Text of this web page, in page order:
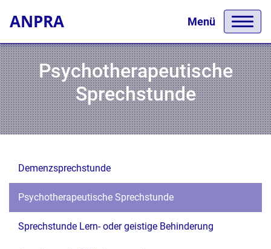
ANPRA Menü
Psychotherapeutische
Sprechstunde
Demenzsprechstunde
Psychotherapeutische Sprechstunde
Sprechstunde Lern- oder geistige Behinderung